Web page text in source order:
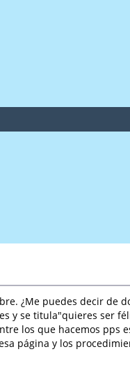
¿Me puedes decir de
y se titula"quieres ser
los que hacemos pps
página y los